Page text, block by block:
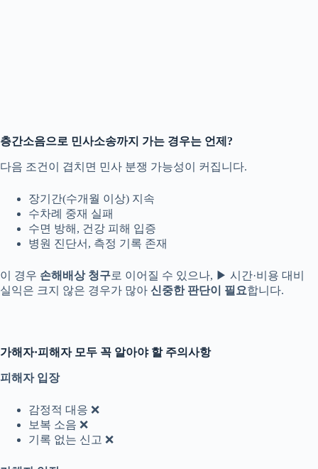
층간소음으로 민사소송까지 가는 경우는 언제?
다음 조건이 겹치면 민사 분쟁 가능성이 커집니다.
장기간(수개월 이상) 지속
수차례 중재 실패
수면 방해, 건강 피해 입증
병원 진단서, 측정 기록 존재
이 경우 손해배상 청구로 이어질 수 있으나, ▶ 시간·비용 대비
실익은 크지 않은 경우가 많아 신중한 판단이 필요합니다.
가해자·피해자 모두 꼭 알아야 할 주의사항
피해자 입장
감정적 대응 ❌
보복 소음 ❌
기록 없는 신고 ❌